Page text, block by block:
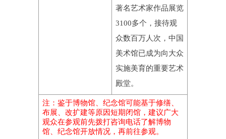
著名艺术家作品展览
3100多个，接待观
众数百万人次，中国
美术馆已成为向大众
实施美育的重要艺术
殿堂。
注：鉴于博物馆、纪念馆可能基于修缮、
布展、改扩建等原因短期闭馆，建议广大
观众在参观前先拨打咨询电话了解博物
馆、纪念馆开放情况，再前往参观。